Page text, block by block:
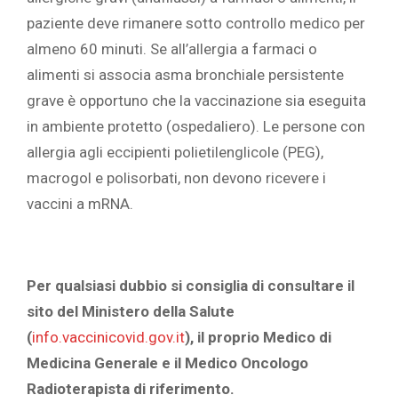
paziente deve rimanere sotto controllo medico per
almeno 60 minuti. Se all’allergia a farmaci o
alimenti si associa asma bronchiale persistente
grave è opportuno che la vaccinazione sia eseguita
in ambiente protetto (ospedaliero). Le persone con
allergia agli eccipienti polietilenglicole (PEG),
macrogol e polisorbati, non devono ricevere i
vaccini a mRNA.
Per qualsiasi dubbio si consiglia di consultare il
sito del Ministero della Salute
(info.vaccinicovid.gov.it), il proprio Medico di
Medicina Generale e il Medico Oncologo
Radioterapista di riferimento.